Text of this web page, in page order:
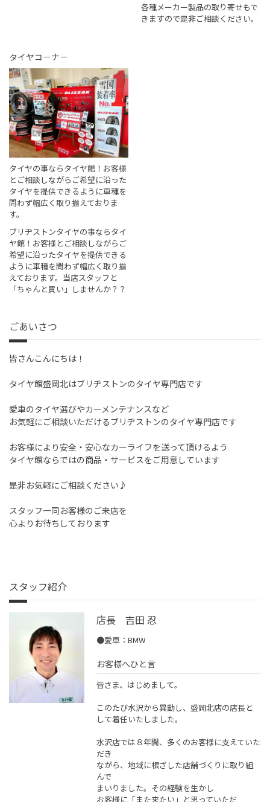
各種メーカー製品の取り寄せもで
きますので是非ご相談ください。
タイヤコ－ナ－
タイヤの事ならタイヤ館！お客様
とご相談しながらご希望に沿った
タイヤを提供できるように車種を
問わず幅広く取り揃えておりま
す。
ブリヂストンタイヤの事ならタイ
ヤ館！お客様とご相談しながらご
希望に沿ったタイヤを提供できる
ように車種を問わず幅広く取り揃
えております。当店スタッフと
「ちゃんと買い」しませんか？？
ごあいさつ
皆さんこんにちは！
タイヤ館盛岡北はブリヂストンのタイヤ専門店です
愛車のタイヤ選びやカーメンテナンスなど
お気軽にご相談いただけるブリヂストンのタイヤ専門店です
お客様により安全・安心なカーライフを送って頂けるよう
タイヤ館ならではの商品・サービスをご用意しています
是非お気軽にご相談ください♪
スタッフ一同お客様のご来店を
心よりお待ちしております
スタッフ紹介
店長 吉田 忍
●愛車：BMW
お客様へひと言
皆さま、はじめまして。
このたび水沢から異動し、盛岡北店の店長と
して着任いたしました。
水沢店では８年間、多くのお客様に支えていた
だき
ながら、地域に根ざした店舗づくりに取り組
んで
まいりました。その経験を生かし
お客様に「また来たい」と思っていただ